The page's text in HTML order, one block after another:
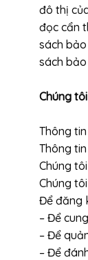
đô thị
đọc cẩn
sách
sách
Chúng
Thông
Thông
Chúng
Chúng
Để đăng
– Để
– Để
– Để